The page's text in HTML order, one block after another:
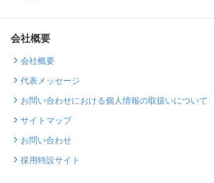
会社概要
会社概要
代表メッセージ
お問い合わせにおける個人情報の取扱いについて
サイトマップ
お問い合わせ
採用特設サイト